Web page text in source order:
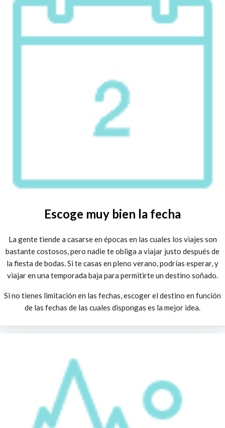
Escoge muy bien la fecha
La gente tiende a casarse en épocas en las cuales los viajes son
bastante costosos, pero nadie te obliga a viajar justo después de
la fiesta de bodas. Si te casas en pleno verano, podrías esperar, y
viajar en una temporada baja para permitirte un destino soñado.
Si no tienes limitación en las fechas, escoger el destino en función
de las fechas de las cuales dispongas es la mejor idea.